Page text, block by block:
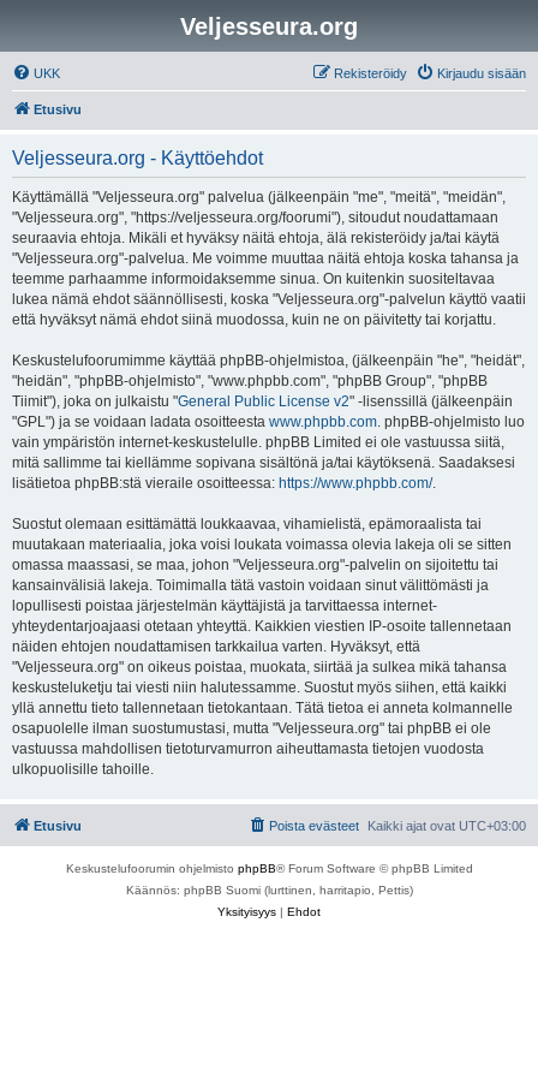
Veljesseura.org
UKK Kirjaudu sisään
Rekisteröidy
Etusivu
Veljesseura.org - Käyttöehdot
Käyttämällä "Veljesseura.org" palvelua (jälkeenpäin "me", "meitä", "meidän",
"Veljesseura.org", "https://veljesseura.org/foorumi"), sitoudut noudattamaan
seuraavia ehtoja. Mikäli et hyväksy näitä ehtoja, älä rekisteröidy ja/tai käytä
"Veljesseura.org"-palvelua. Me voimme muuttaa näitä ehtoja koska tahansa ja
teemme parhaamme informoidaksemme sinua. On kuitenkin suositeltavaa
lukea nämä ehdot säännöllisesti, koska "Veljesseura.org"-palvelun käyttö vaatii
että hyväksyt nämä ehdot siinä muodossa, kuin ne on päivitetty tai korjattu.
Keskustelufoorumimme käyttää phpBB-ohjelmistoa, (jälkeenpäin "he", "heidät",
"heidän", "phpBB-ohjelmisto", "www.phpbb.com", "phpBB Group", "phpBB
Tiimit"), joka on julkaistu "General Public License v2" -lisenssillä (jälkeenpäin
"GPL") ja se voidaan ladata osoitteesta www.phpbb.com. phpBB-ohjelmisto luo
vain ympäristön internet-keskustelulle. phpBB Limited ei ole vastuussa siitä,
mitä sallimme tai kiellämme sopivana sisältönä ja/tai käytöksenä. Saadaksesi
lisätietoa phpBB:stä vieraile osoitteessa: https://www.phpbb.com/.
Suostut olemaan esittämättä loukkaavaa, vihamielistä, epämoraalista tai
muutakaan materiaalia, joka voisi loukata voimassa olevia lakeja oli se sitten
omassa maassasi, se maa, johon "Veljesseura.org"-palvelin on sijoitettu tai
kansainvälisiä lakeja. Toimimalla tätä vastoin voidaan sinut välittömästi ja
lopullisesti poistaa järjestelmän käyttäjistä ja tarvittaessa internet-
yhteydentarjoajaasi otetaan yhteyttä. Kaikkien viestien IP-osoite tallennetaan
näiden ehtojen noudattamisen tarkkailua varten. Hyväksyt, että
"Veljesseura.org" on oikeus poistaa, muokata, siirtää ja sulkea mikä tahansa
keskusteluketju tai viesti niin halutessamme. Suostut myös siihen, että kaikki
yllä annettu tieto tallennetaan tietokantaan. Tätä tietoa ei anneta kolmannelle
osapuolelle ilman suostumustasi, mutta "Veljesseura.org" tai phpBB ei ole
vastuussa mahdollisen tietoturvamurron aiheuttamasta tietojen vuodosta
ulkopuolisille tahoille.
Etusivu Kaikki ajat ovat UTC+03:00
Poista evästeet
Keskustelufoorumin ohjelmisto phpBB® Forum Software © phpBB Limited
Käännös: phpBB Suomi (lurttinen, harritapio, Pettis)
Yksityisyys | Ehdot